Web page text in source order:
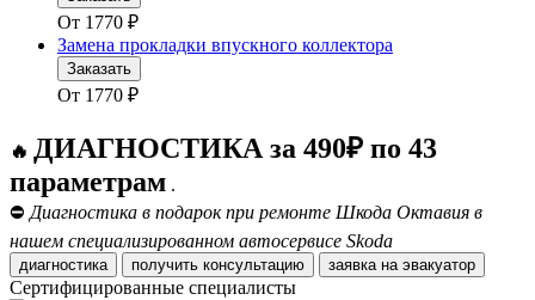
От 1770 ₽
Замена прокладки впускного коллектора
Заказать
От 1770 ₽
🔥 ДИАГНОСТИКА за 490₽ по 43
параметрам .
⛔ Диагностика в подарок при ремонте Шкода Октавия в
нашем специализированном автосервисе Skoda
диагностика получить консультацию заявка на эвакуатор
Сертифицированные специалисты